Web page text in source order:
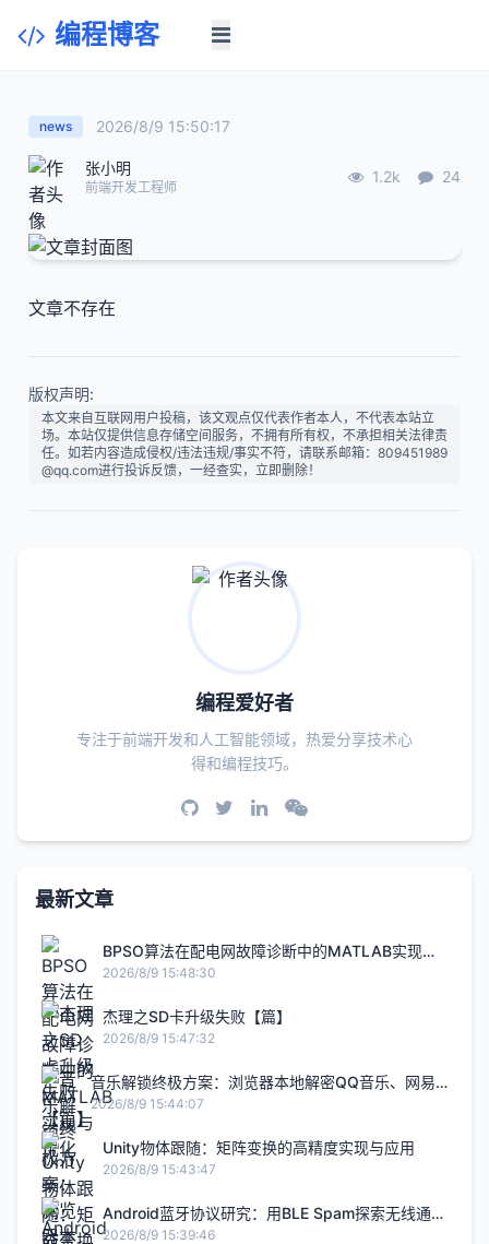
编程博客
news 2026/8/9 15:50:17
张小明
前端开发工程师
1.2k 24
文章不存在
版权声明:
本文来自互联网用户投稿，该文观点仅代表作者本人，不代表本站立
场。本站仅提供信息存储空间服务，不拥有所有权，不承担相关法律责
任。如若内容造成侵权/违法违规/事实不符，请联系邮箱：809451989
@qq.com进行投诉反馈，一经查实，立即删除！
编程爱好者
专注于前端开发和人工智能领域，热爱分享技术心
得和编程技巧。
最新文章
BPSO算法在配电网故障诊断中的MATLAB实现与
优化
2026/8/9 15:48:30
杰理之SD卡升级失败【篇】
2026/8/9 15:47:32
音乐解锁终极方案：浏览器本地解密QQ音乐、网易
云音乐等加密文件
2026/8/9 15:44:07
Unity物体跟随：矩阵变换的高精度实现与应用
2026/8/9 15:43:47
Android蓝牙协议研究：用BLE Spam探索无线通信
的边界
2026/8/9 15:39:46